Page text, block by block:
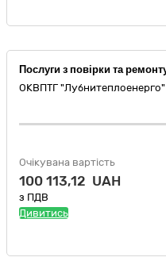
ОКВПТГ "Лубнитеплоенерго"
Очікувана вартість
100 113,12 UAH
з ПДВ
Дивитись